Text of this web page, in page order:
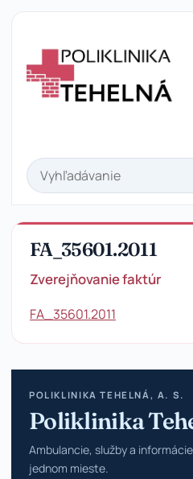
FA_35601.2011
Zverejňovanie faktúr
FA_35601.2011
POLIKLINIKA TEHELNÁ, A. S.
Poliklinika
Ambulancie, služby a
jednom mieste.